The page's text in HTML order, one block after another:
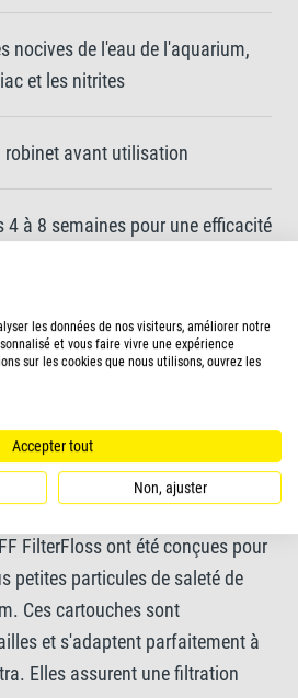
nocives de l'eau de l'aquarium,
et les nitrites
robinet avant utilisation
4 à 8 semaines pour une efficacité
différents
FilterFloss ont été conçues pour
petites particules de saleté de
Ces cartouches sont
et s'adaptent parfaitement à
Elles assurent une filtration
les données de nos visiteurs, améliorer notre
et vous faire vivre une expérience
sur les cookies que nous utilisons, ouvrez les
Accepter tout
Non, ajuster